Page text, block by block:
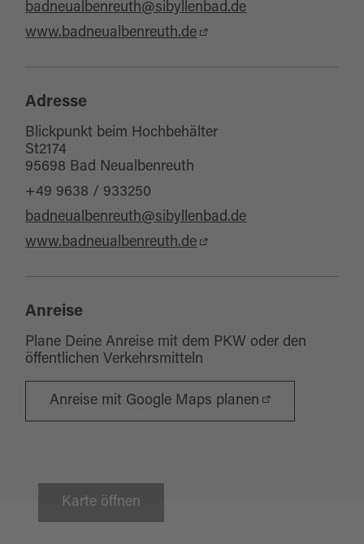
badneualbenreuth@sibyllenbad.de
www.badneualbenreuth.de
Adresse
Blickpunkt beim Hochbehälter
St2174
95698 Bad Neualbenreuth
+49 9638 / 933250
badneualbenreuth@sibyllenbad.de
www.badneualbenreuth.de
Anreise
Plane Deine Anreise mit dem PKW oder den
öffentlichen Verkehrsmitteln
Anreise mit Google Maps planen
Karte öffnen
Bad Neualbenreuth